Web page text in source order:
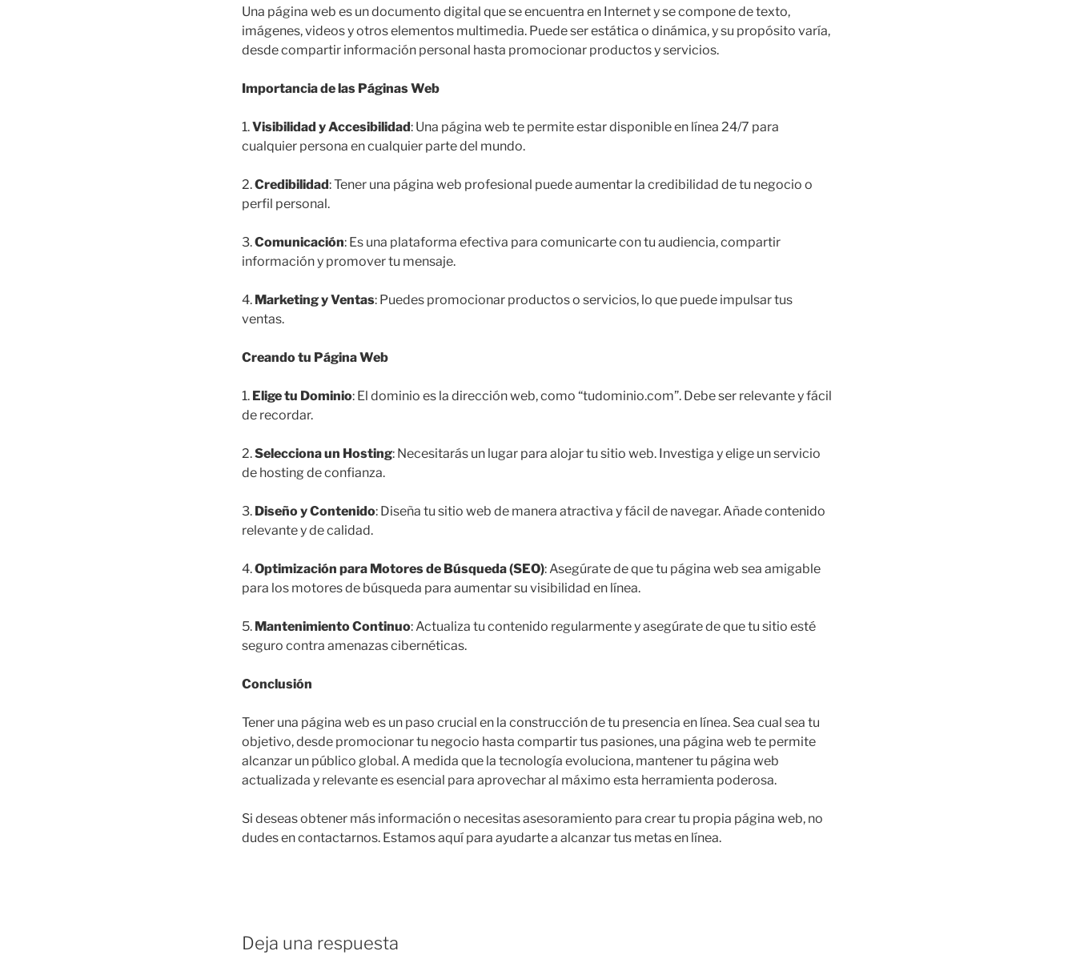
Una página web es un documento digital que se encuentra en Internet y se compone de texto,
imágenes, videos y otros elementos multimedia. Puede ser estática o dinámica, y su propósito varía,
desde compartir información personal hasta promocionar productos y servicios.
Importancia de las Páginas Web
1.Visibilidad y Accesibilidad: Una página web te permite estar disponible en línea 24/7 para
cualquier persona en cualquier parte del mundo.
2.Credibilidad: Tener una página web profesional puede aumentar la credibilidad de tu negocio o
perfil personal.
3.Comunicación: Es una plataforma efectiva para comunicarte con tu audiencia, compartir
información y promover tu mensaje.
4. Marketing y Ventas: Puedes promocionar productos o servicios, lo que puede impulsar tus
ventas.
Creando tu Página Web
1. Elige tu Dominio: El dominio es la dirección web, como “tudominio.com”. Debe ser relevante y fácil
de recordar.
2.Selecciona un Hosting: Necesitarás un lugar para alojar tu sitio web. Investiga y elige un servicio
de hosting de confianza.
3. Diseño y Contenido: Diseña tu sitio web de manera atractiva y fácil de navegar. Añade contenido
relevante y de calidad.
4.Optimización para Motores de Búsqueda (SEO): Asegúrate de que tu página web sea amigable
para los motores de búsqueda para aumentar su visibilidad en línea.
5. Mantenimiento Continuo: Actualiza tu contenido regularmente y asegúrate de que tu sitio esté
seguro contra amenazas cibernéticas.
Conclusión
Tener una página web es un paso crucial en la construcción de tu presencia en línea. Sea cual sea tu
objetivo, desde promocionar tu negocio hasta compartir tus pasiones, una página web te permite
alcanzar un público global. A medida que la tecnología evoluciona, mantener tu página web
actualizada y relevante es esencial para aprovechar al máximo esta herramienta poderosa.
Si deseas obtener más información o necesitas asesoramiento para crear tu propia página web, no
dudes en contactarnos. Estamos aquí para ayudarte a alcanzar tus metas en línea.
Deja una respuesta